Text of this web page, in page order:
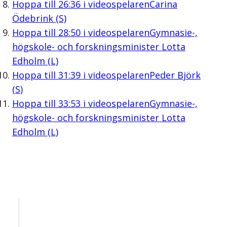
Hoppa till 26:36i videospelarenCarina
Ödebrink (S)
Hoppa till 28:50i videospelarenGymnasie-,
högskole- och forskningsminister Lotta
Edholm (L)
Hoppa till 31:39i videospelarenPeder Björk
(S)
Hoppa till 33:53 i videospelarenGymnasie-,
högskole- och forskningsminister Lotta
Edholm (L)